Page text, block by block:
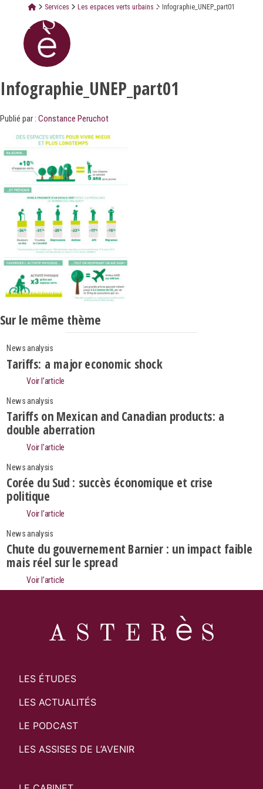
Services Les espaces verts urbains Infographie_UNEP_part01
Infographie_UNEP_part01
Publié par : Constance Peruchot
Sur le même thème
News analysis
Tariffs: a major economic shock
Voir l’article
News analysis
Tariffs on Mexican and Canadian products: a
double aberration
Voir l’article
News analysis
Corée du Sud : succès économique et crise
politique
Voir l’article
News analysis
Chute du gouvernement Barnier : un impact faible
mais réel sur le spread
Voir l’article
LES ÉTUDES
LES ACTUALITÉS
LE PODCAST
LES ASSISES DE L’AVENIR